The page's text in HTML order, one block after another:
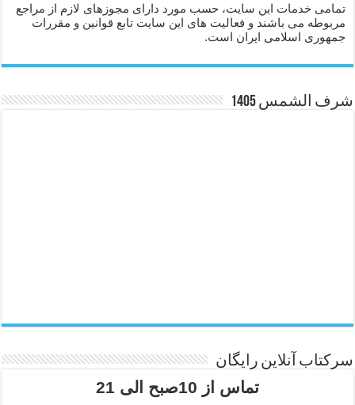
تمامی خدمات این سایت، حسب مورد دارای مجوزهای لازم از مراجع
مربوطه می باشند و فعالیت های این سایت تابع قوانین و مقررات
جمهوری اسلامی ایران است.
شرف الشمس 1405
سرکتاب آنلاین رایگان
تماس از 10صبح الی 21